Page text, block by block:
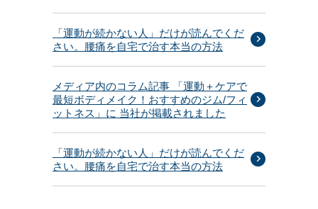
「運動が続かない人」だけが読んでくだ
さい。腰痛を自宅で治す本当の方法
メディア内のコラム記事 「運動＋ケアで
最短ボディメイク！おすすめのジム/フィ
ットネス」に 当社が掲載されました
「運動が続かない人」だけが読んでくだ
さい。腰痛を自宅で治す本当の方法